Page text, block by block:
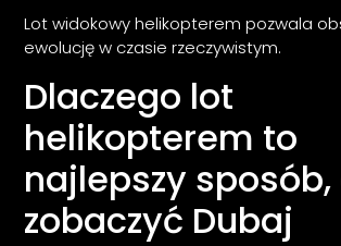
Lot widokowy helikopterem pozwala
ewolucję w czasie rzeczywistym.
Dlaczego lot
helikopterem to
najlepszy
zobaczyć Dubaj